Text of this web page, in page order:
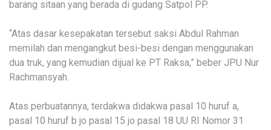
barang sitaan yang berada di gudang Satpol PP.
“Atas dasar kesepakatan tersebut saksi Abdul Rahman
memilah dan mengangkut besi-besi dengan menggunakan
dua truk, yang kemudian dijual ke PT Raksa,” beber JPU Nur
Rachmansyah.
Atas perbuatannya, terdakwa didakwa pasal 10 huruf a,
pasal 10 huruf b jo pasal 15 jo pasal 18 UU RI Nomor 31